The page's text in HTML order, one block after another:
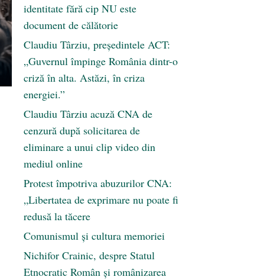
identitate fără cip NU este
document de călătorie
Claudiu Târziu, președintele ACT:
„Guvernul împinge România dintr-o
criză în alta. Astăzi, în criza
energiei.”
Claudiu Târziu acuză CNA de
cenzură după solicitarea de
eliminare a unui clip video din
mediul online
Protest împotriva abuzurilor CNA:
„Libertatea de exprimare nu poate fi
redusă la tăcere
Comunismul şi cultura memoriei
Nichifor Crainic, despre Statul
Etnocratic Român şi românizarea